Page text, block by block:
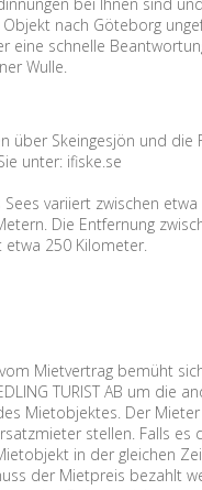
nach Göteborg
eine schnelle
Wulle.
über Skeingesjön und die
unter: ifiske.se
Sees variiert zwischen
Die Entfernung
etwa 250 Kilometer.
Mietvertrag bemüht sich
TURIST AB um die
Mietobjektes. Der
stellen. Falls es
in der gleichen
der Mietpreis bezahlt